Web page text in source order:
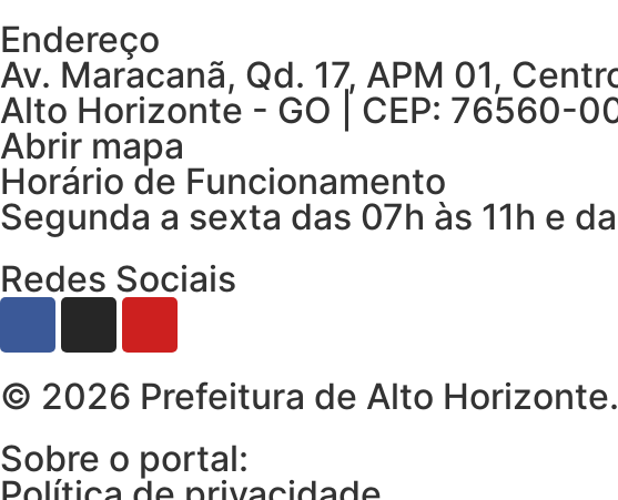
Endereço
Av. Maracanã, Qd. 17, APM 01,
Alto Horizonte - GO | CEP: 76560-
Abrir mapa
Horário de Funcionamento
Segunda a sexta das 07h às 11h e
Redes Sociais
© 2026 Prefeitura de Alto
Sobre o portal: